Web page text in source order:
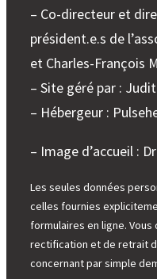
– Co-directeur et
président.e.s de
et Charles-François
– Site géré par :
– Hébergeur :
– Image d’accueil :
Les seules données
celles fournies
formulaires en ligne.
rectification et de retrait
concernant par simple